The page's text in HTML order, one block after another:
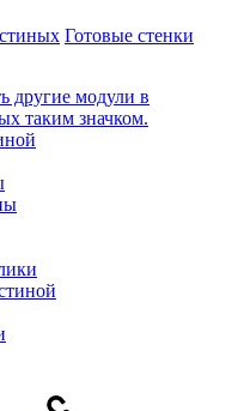
Готовые стенки
другие модули в
таким значком.